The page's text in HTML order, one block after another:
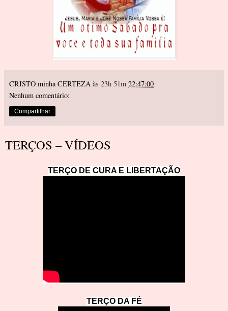
CRISTO minha CERTEZA às 23h 51m 22:47:00
Nenhum comentário:
Compartilhar
TERÇOS – VÍDEOS
TERÇO DE CURA E LIBERTAÇÃO
TERÇO DA FÉ